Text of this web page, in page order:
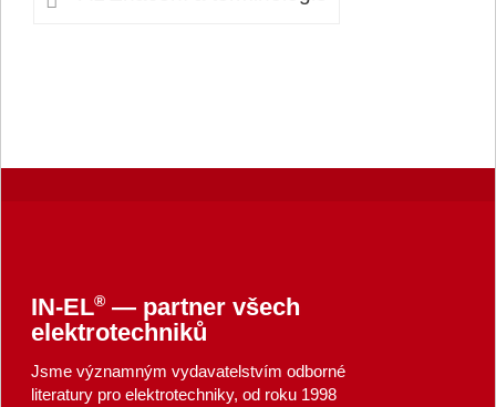
IN-EL®— partner všech
elektrotechniků
Jsme významným vydavatelstvím odborné
literatury pro elektrotechniky, od roku 1998